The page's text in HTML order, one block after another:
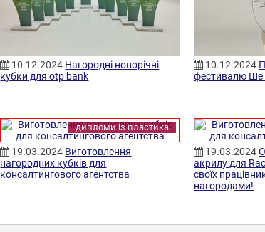
10.12.2024 Нагородні новорічні
кубки для otp bank
10.12.2024
фестивалю Ше
дипломи із пластика
19.03.2024 Виготовлення
нагородних кубків для
консалтингового агентства
19.03.2024
акрилу для
своїх
нагородами!